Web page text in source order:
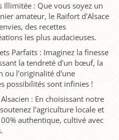
Illimitée : Que vous soyez un
amateur, le Raifort d'Alsace
des recettes
les plus audacieuses.
Parfaits : Imaginez la finesse
la tendreté d'un bœuf, la
ou l'originalité d'une
possibilités sont infinies !
: En choisissant notre
l'agriculture locale et
authentique, cultivé avec